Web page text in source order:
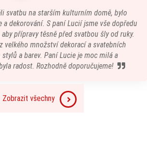
svatbu na starším kulturním domě, bylo
a dekorování. S paní Lucií jsme vše dopředu
přípravy těsně před svatbou šly od ruky.
velkého množství dekorací a svatebních
a barev. Paní Lucie je moc milá a
radost. Rozhodně doporučujeme!
Zobrazit všechny